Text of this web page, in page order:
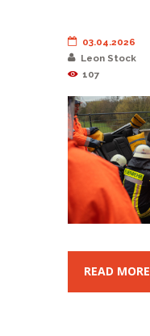
03.04.2026
Leon Stock
107
READ MORE